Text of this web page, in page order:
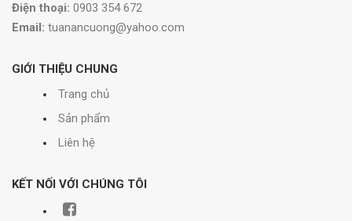
Điện thoại: 0903 354 672
Email: tuanancuong@yahoo.com
GIỚI THIỆU CHUNG
Trang chủ
Sản phẩm
Liên hệ
KẾT NỐI VỚI CHÚNG TÔI